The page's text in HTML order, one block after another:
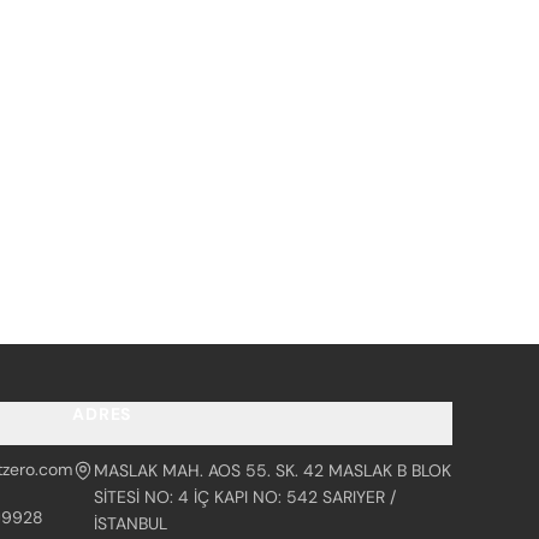
MASLAK MAH. AOS 55. SK. 42 MASLAK B BLOK
SİTESİ NO: 4 İÇ KAPI NO: 542 SARIYER /
İSTANBUL